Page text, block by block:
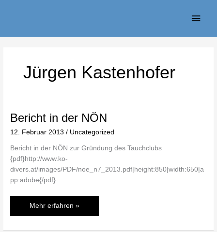
Jürgen Kastenhofer
Bericht in der NÖN
12. Februar 2013 / Uncategorized
Bericht in der NÖN zur Gründung des Tauchclubs
{pdf}http://www.ko-
divers.at/images/PDF/noe_n7_2013.pdf|height:850|width:650|a
pp:adobe{/pdf}
Bericht
NÖN
Mehr erfahren »